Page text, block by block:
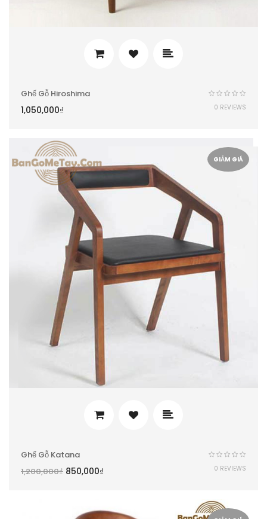
Ghế Gỗ Hiroshima
1,050,000₫ 0 REVIEWS
GIẢM GIÁ
Ghế Gỗ Katana
1,200,000₫ 850,000₫ 0 REVIEWS